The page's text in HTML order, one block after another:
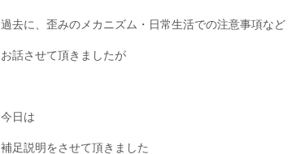
過去に、歪みのメカニズム・日常生活での注意事項など
お話させて頂きましたが
今日は
補足説明をさせて頂きました